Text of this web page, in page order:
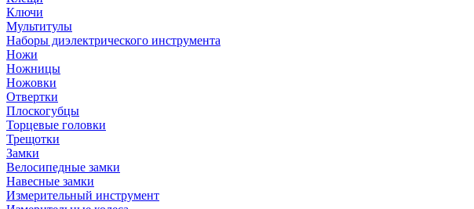
Ключи
Мультитулы
Наборы диэлектрического инструмента
Ножи
Ножницы
Ножовки
Отвертки
Плоскогубцы
Торцевые головки
Трещотки
Замки
Велосипедные замки
Навесные замки
Измерительный инструмент